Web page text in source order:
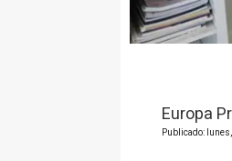
Europa
Publicado: